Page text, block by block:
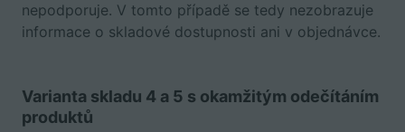
nepodporuje. V tomto případě se tedy nezobrazuje
informace o skladové dostupnosti ani v objednávce.
Varianta skladu 4 a 5 s okamžitým odečítáním
produktů